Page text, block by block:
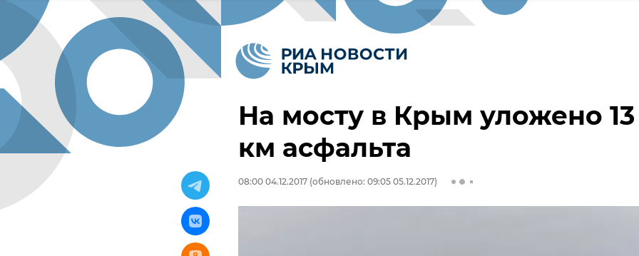
На мосту в Крым уложено 13
км асфальта
08:00 04.12.2017 (обновлено: 09:05 05.12.2017)